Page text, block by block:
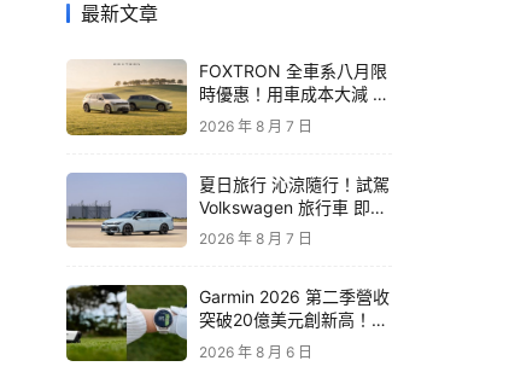
最新文章
FOXTRON 全車系八月限
時優惠！用車成本大減 開
啟「零稅金＋零保養」純
電新生活
2026 年 8 月 7 日
夏日旅行 沁涼隨行！試駕
Volkswagen 旅行車 即享
精品咖啡卡
2026 年 8 月 7 日
Garmin 2026 第二季營收
突破20億美元創新高！收
購 TrainingPeaks、
TrainHeroic 擴展智慧訓
2026 年 8 月 6 日